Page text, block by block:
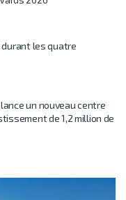
durant les quatre
un nouveau centre
de 1,2 million de